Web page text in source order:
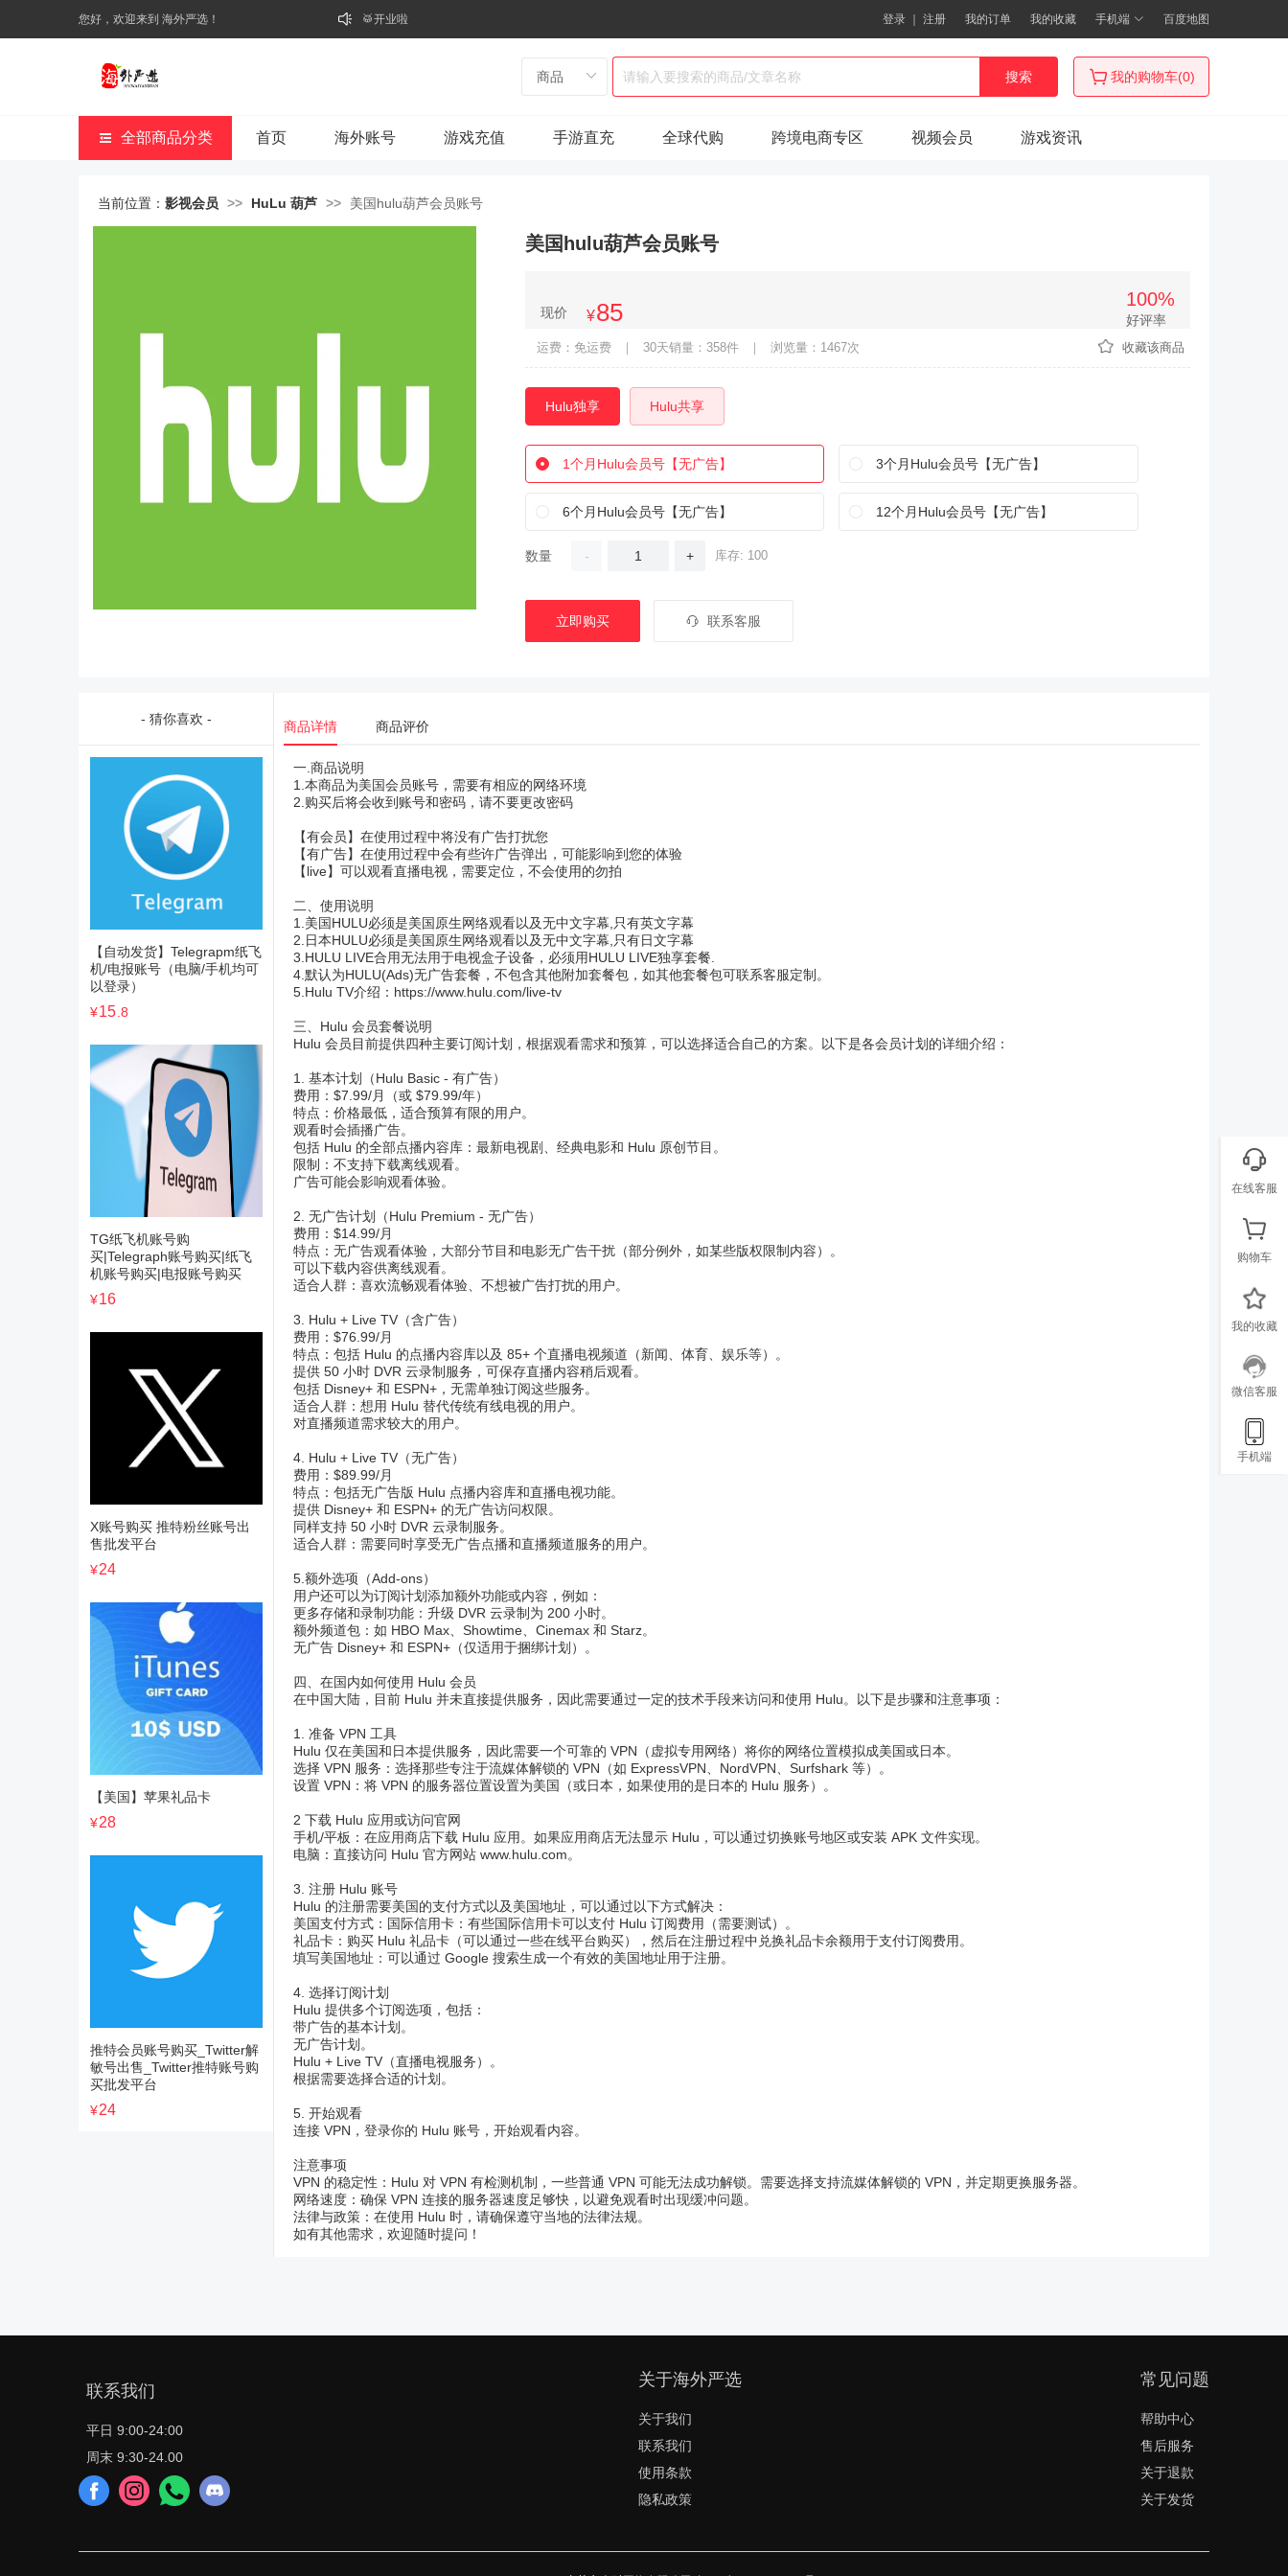
您好，欢迎来到 海外严选！ 🥁开业啦 登录 ｜ 注册 我的订单 我的收藏 手机端 百度地图
搜索 我的购物车(0)
全部商品分类 首页 海外账号 游戏充值 手游直充 全球代购 跨境电商专区 视频会员 游戏资讯
当前位置： 影视会员 >> HuLu 葫芦 >> 美国hulu葫芦会员账号
美国hulu葫芦会员账号
现价 ¥85 100%
好评率
运费：免运费 30天销量：358件 浏览量：1467次 收藏该商品
Hulu独享 Hulu共享
1个月Hulu会员号【无广告】 3个月Hulu会员号【无广告】
6个月Hulu会员号【无广告】 12个月Hulu会员号【无广告】
数量 - + 库存: 100
立即购买 联系客服
- 猜你喜欢 -
【自动发货】Telegrapm纸飞
机/电报账号（电脑/手机均可
以登录）
¥15 .8
TG纸飞机账号购
买|Telegraph账号购买|纸飞
机账号购买|电报账号购买
¥16
X账号购买 推特粉丝账号出
售批发平台
¥24
【美国】苹果礼品卡
¥28
推特会员账号购买_Twitter解
敏号出售_Twitter推特账号购
买批发平台
¥24
商品详情 商品评价
一.商品说明
1.本商品为美国会员账号，需要有相应的网络环境
2.购买后将会收到账号和密码，请不要更改密码
【有会员】在使用过程中将没有广告打扰您
【有广告】在使用过程中会有些许广告弹出，可能影响到您的体验
【live】可以观看直播电视，需要定位，不会使用的勿拍
二、使用说明
1.美国HULU必须是美国原生网络观看以及无中文字幕,只有英文字幕
2.日本HULU必须是美国原生网络观看以及无中文字幕,只有日文字幕
3.HULU LIVE合用无法用于电视盒子设备，必须用HULU LIVE独享套餐.
4.默认为HULU(Ads)无广告套餐，不包含其他附加套餐包，如其他套餐包可联系客服定制。
5.Hulu TV介绍： https://www.hulu.com/live-tv
三、Hulu 会员套餐说明
Hulu 会员目前提供四种主要订阅计划，根据观看需求和预算，可以选择适合自己的方案。以下是各会员计划的详细介绍：
1. 基本计划（Hulu Basic - 有广告）
费用：$7.99/月（或 $79.99/年）
特点：价格最低，适合预算有限的用户。
观看时会插播广告。
包括 Hulu 的全部点播内容库：最新电视剧、经典电影和 Hulu 原创节目。
限制：不支持下载离线观看。
广告可能会影响观看体验。
2. 无广告计划（Hulu Premium - 无广告）
费用：$14.99/月
特点：无广告观看体验，大部分节目和电影无广告干扰（部分例外，如某些版权限制内容）。
可以下载内容供离线观看。
适合人群：喜欢流畅观看体验、不想被广告打扰的用户。
3. Hulu + Live TV（含广告）
费用：$76.99/月
特点：包括 Hulu 的点播内容库以及 85+ 个直播电视频道（新闻、体育、娱乐等）。
提供 50 小时 DVR 云录制服务，可保存直播内容稍后观看。
包括 Disney+ 和 ESPN+，无需单独订阅这些服务。
适合人群：想用 Hulu 替代传统有线电视的用户。
对直播频道需求较大的用户。
4. Hulu + Live TV（无广告）
费用：$89.99/月
特点：包括无广告版 Hulu 点播内容库和直播电视功能。
提供 Disney+ 和 ESPN+ 的无广告访问权限。
同样支持 50 小时 DVR 云录制服务。
适合人群：需要同时享受无广告点播和直播频道服务的用户。
5.额外选项（Add-ons）
用户还可以为订阅计划添加额外功能或内容，例如：
更多存储和录制功能：升级 DVR 云录制为 200 小时。
额外频道包：如 HBO Max、Showtime、Cinemax 和 Starz。
无广告 Disney+ 和 ESPN+（仅适用于捆绑计划）。
四、在国内如何使用 Hulu 会员
在中国大陆，目前 Hulu 并未直接提供服务，因此需要通过一定的技术手段来访问和使用 Hulu。以下是步骤和注意事项：
1. 准备 VPN 工具
Hulu 仅在美国和日本提供服务，因此需要一个可靠的 VPN（虚拟专用网络）将你的网络位置模拟成美国或日本。
选择 VPN 服务：选择那些专注于流媒体解锁的 VPN（如 ExpressVPN、NordVPN、Surfshark 等）。
设置 VPN：将 VPN 的服务器位置设置为美国（或日本，如果使用的是日本的 Hulu 服务）。
2 下载 Hulu 应用或访问官网
手机/平板：在应用商店下载 Hulu 应用。如果应用商店无法显示 Hulu，可以通过切换账号地区或安装 APK 文件实现。
电脑：直接访问 Hulu 官方网站 www.hulu.com。
3. 注册 Hulu 账号
Hulu 的注册需要美国的支付方式以及美国地址，可以通过以下方式解决：
美国支付方式：国际信用卡：有些国际信用卡可以支付 Hulu 订阅费用（需要测试）。
礼品卡：购买 Hulu 礼品卡（可以通过一些在线平台购买），然后在注册过程中兑换礼品卡余额用于支付订阅费用。
填写美国地址：可以通过 Google 搜索生成一个有效的美国地址用于注册。
4. 选择订阅计划
Hulu 提供多个订阅选项，包括：
带广告的基本计划。
无广告计划。
Hulu + Live TV（直播电视服务）。
根据需要选择合适的计划。
5. 开始观看
连接 VPN，登录你的 Hulu 账号，开始观看内容。
注意事项
VPN 的稳定性：Hulu 对 VPN 有检测机制，一些普通 VPN 可能无法成功解锁。需要选择支持流媒体解锁的 VPN，并定期更换服务器。
网络速度：确保 VPN 连接的服务器速度足够快，以避免观看时出现缓冲问题。
法律与政策：在使用 Hulu 时，请确保遵守当地的法律法规。
如有其他需求，欢迎随时提问！
联系我们
平日 9:00-24:00
周末 9:30-24.00
关于海外严选
关于我们
联系我们
使用条款
隐私政策
常见问题
帮助中心
售后服务
关于退款
关于发货
在线客服
购物车
我的收藏
微信客服
手机端